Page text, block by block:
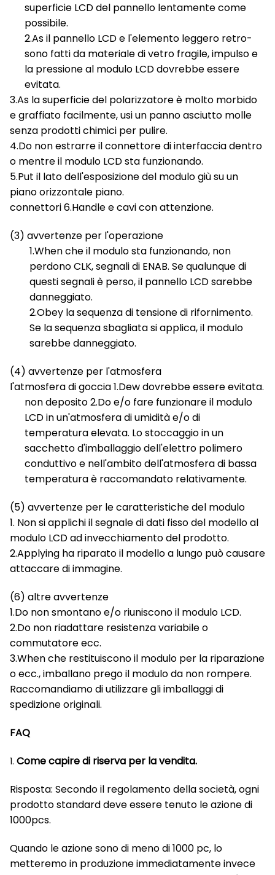
superficie LCD del pannello lentamente come
possibile.
2.As il pannello LCD e l'elemento leggero retro-
sono fatti da materiale di vetro fragile, impulso e
la pressione al modulo LCD dovrebbe essere
evitata.
3.As la superficie del polarizzatore è molto morbido
e graffiato facilmente, usi un panno asciutto molle
senza prodotti chimici per pulire.
4.Do non estrarre il connettore di interfaccia dentro
o mentre il modulo LCD sta funzionando.
5.Put il lato dell'esposizione del modulo giù su un
piano orizzontale piano.
connettori 6.Handle e cavi con attenzione.
(3) avvertenze per l'operazione
1.When che il modulo sta funzionando, non
perdono CLK, segnali di ENAB. Se qualunque di
questi segnali è perso, il pannello LCD sarebbe
danneggiato.
2.Obey la sequenza di tensione di rifornimento.
Se la sequenza sbagliata si applica, il modulo
sarebbe danneggiato.
(4) avvertenze per l'atmosfera
l'atmosfera di goccia 1.Dew dovrebbe essere evitata.
non deposito 2.Do e/o fare funzionare il modulo
LCD in un'atmosfera di umidità e/o di
temperatura elevata. Lo stoccaggio in un
sacchetto d'imballaggio dell'elettro polimero
conduttivo e nell'ambito dell'atmosfera di bassa
temperatura è raccomandato relativamente.
(5) avvertenze per le caratteristiche del modulo
1. Non si applichi il segnale di dati fisso del modello al
modulo LCD ad invecchiamento del prodotto.
2.Applying ha riparato il modello a lungo può causare
attaccare di immagine.
(6) altre avvertenze
1.Do non smontano e/o riuniscono il modulo LCD.
2.Do non riadattare resistenza variabile o
commutatore ecc.
3.When che restituiscono il modulo per la riparazione
o ecc., imballano prego il modulo da non rompere.
Raccomandiamo di utilizzare gli imballaggi di
spedizione originali.
FAQ
1. Come capire di riserva per la vendita.
Risposta: Secondo il regolamento della società, ogni
prodotto standard deve essere tenuto le azione di
1000pcs.
Quando le azione sono di meno di 1000 pc, lo
metteremo in produzione immediatamente invece